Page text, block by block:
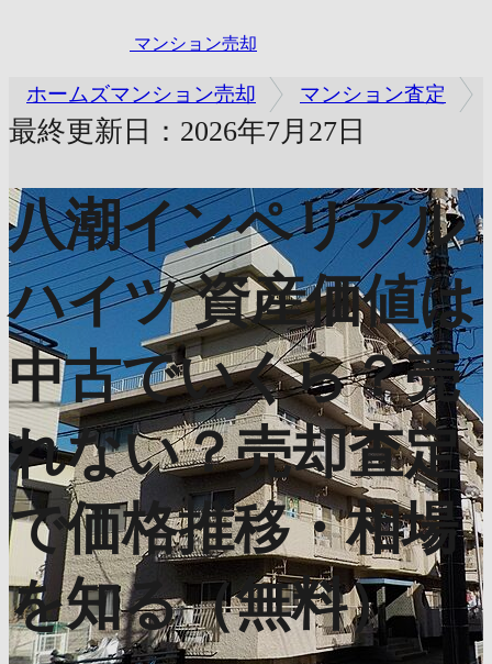
マンション売却
ホームズマンション売却 マンション査定
最終更新日：2026年7月27日
八潮インペリアル
ハイツ 資産価値は
中古でいくら？売
れない？売却査定
で価格推移・相場
を知る（無料）